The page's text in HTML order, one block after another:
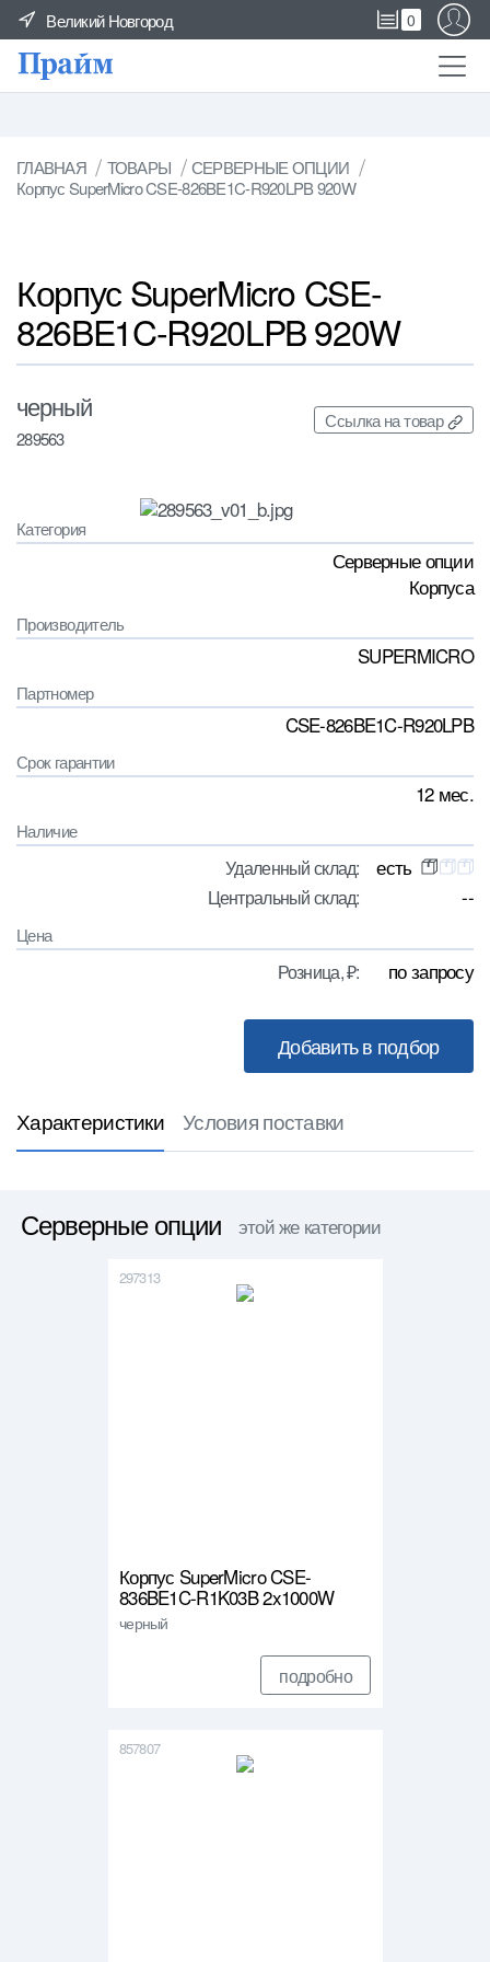
Великий Новгород 0
ГЛАВНАЯ ТОВАРЫ
СЕРВЕРНЫЕ ОПЦИИ
Корпус SuperMicro CSE-826BE1C-R920LPB 920W
Корпус SuperMicro CSE-
826BE1C-R920LPB 920W
черный
289563
Ссылка на товар
Категория
Серверные опции
Корпуса
Производитель
SUPERMICRO
Партномер
CSE-826BE1C-R920LPB
Срок гарантии
12 мес.
Наличие
Удаленный склад: есть
Центральный склад: --
Цена
Розница, ₽: по запросу
Характеристики Условия поставки
Серверные опции этой же категории
297313
Корпус SuperMicro CSE-
836BE1C-R1K03B 2x1000W
черный
подробно
857807